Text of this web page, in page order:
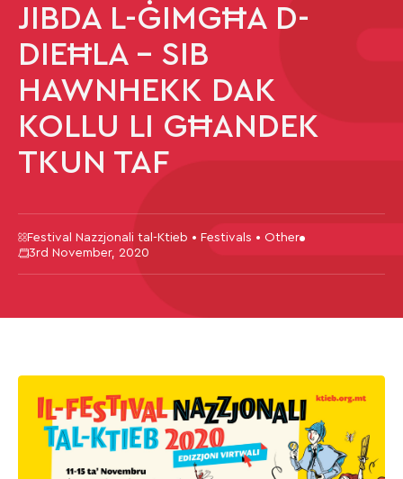
JIBDA L-ĠIMGĦA D-
DIEĦLA – SIB
HAWNHEKK DAK
KOLLU LI GĦANDEK
TKUN TAF
Festival Nazzjonali tal-Ktieb • Festivals • Other
3rd November, 2020